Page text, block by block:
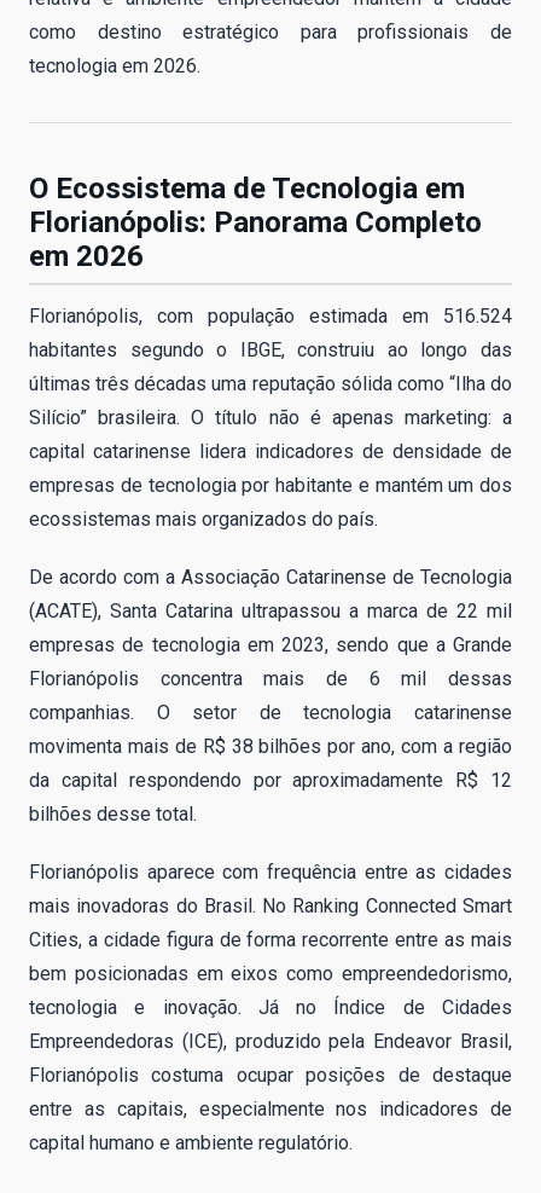
como destino estratégico para profissionais de
tecnologia em 2026.
O Ecossistema de Tecnologia em
Florianópolis: Panorama Completo
em 2026
Florianópolis, com população estimada em 516.524
habitantes segundo o IBGE, construiu ao longo das
últimas três décadas uma reputação sólida como “Ilha do
Silício” brasileira. O título não é apenas marketing: a
capital catarinense lidera indicadores de densidade de
empresas de tecnologia por habitante e mantém um dos
ecossistemas mais organizados do país.
De acordo com a Associação Catarinense de Tecnologia
(ACATE), Santa Catarina ultrapassou a marca de 22 mil
empresas de tecnologia em 2023, sendo que a Grande
Florianópolis concentra mais de 6 mil dessas
companhias. O setor de tecnologia catarinense
movimenta mais de R$ 38 bilhões por ano, com a região
da capital respondendo por aproximadamente R$ 12
bilhões desse total.
Florianópolis aparece com frequência entre as cidades
mais inovadoras do Brasil. No Ranking Connected Smart
Cities, a cidade figura de forma recorrente entre as mais
bem posicionadas em eixos como empreendedorismo,
tecnologia e inovação. Já no Índice de Cidades
Empreendedoras (ICE), produzido pela Endeavor Brasil,
Florianópolis costuma ocupar posições de destaque
entre as capitais, especialmente nos indicadores de
capital humano e ambiente regulatório.